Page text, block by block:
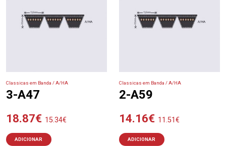
Classicas em Banda / A/HA
3-A47
18.87€ 15.34€
ADICIONAR
Classicas em Banda / A/HA
2-A59
14.16€ 11.51€
ADICIONAR